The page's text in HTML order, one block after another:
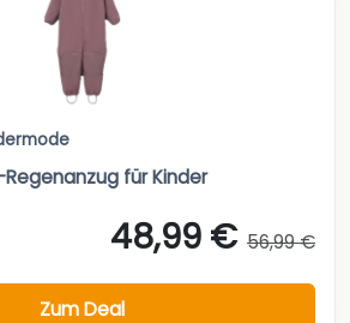
Regenanzug für Kinder
48,99 € 56,99 €
Zum Deal